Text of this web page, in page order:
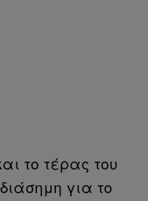
το τέρας του
για το